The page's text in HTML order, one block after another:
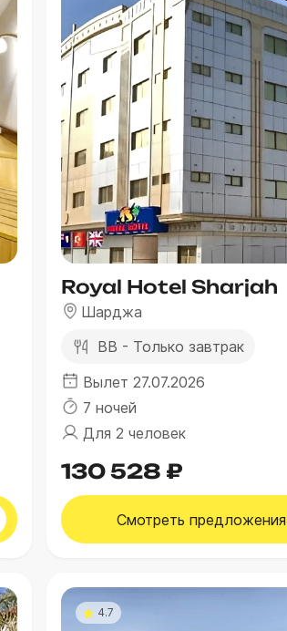
Royal Hotel Sharjah
Шарджа
BB - Только завтрак
Вылет 27.07.2026
7 ночей
Для 2 человек
130 528 ₽
Смотретьпредложения
4.7